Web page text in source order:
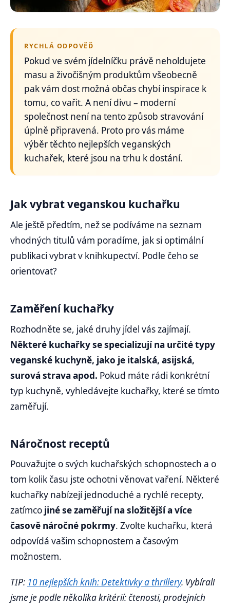
RYCHLÁ ODPOVĚĎ
Pokud ve svém jídelníčku právě neholdujete
masu a živočišným produktům všeobecně
pak vám dost možná občas chybí inspirace k
tomu, co vařit. A není divu – moderní
společnost není na tento způsob stravování
úplně připravená. Proto pro vás máme
výběr těchto nejlepších veganských
kuchařek, které jsou na trhu k dostání.
Jak vybrat veganskou kuchařku
Ale ještě předtím, než se podíváme na seznam
vhodných titulů vám poradíme, jak si optimální
publikaci vybrat v knihkupectví. Podle čeho se
orientovat?
Zaměření kuchařky
Rozhodněte se, jaké druhy jídel vás zajímají.
Některé kuchařky se specializují na určité typy
veganské kuchyně, jako je italská, asijská,
surová strava apod. Pokud máte rádi konkrétní
typ kuchyně, vyhledávejte kuchařky, které se tímto
zaměřují.
Náročnost receptů
Pouvažujte o svých kuchařských schopnostech a o
tom kolik času jste ochotni věnovat vaření. Některé
kuchařky nabízejí jednoduché a rychlé recepty,
zatímco jiné se zaměřují na složitější a více
časově náročné pokrmy. Zvolte kuchařku, která
odpovídá vašim schopnostem a časovým
možnostem.
TIP: 10 nejlepších knih: Detektivky a thrillery. Vybírali
jsme je podle několika kritérií: čtenosti, prodejních